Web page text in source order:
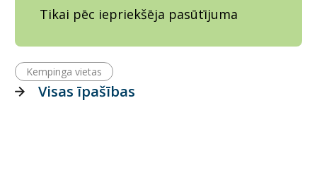
Tikai pēc iepriekšēja pasūtījuma
Kempinga vietas
Visas īpašības